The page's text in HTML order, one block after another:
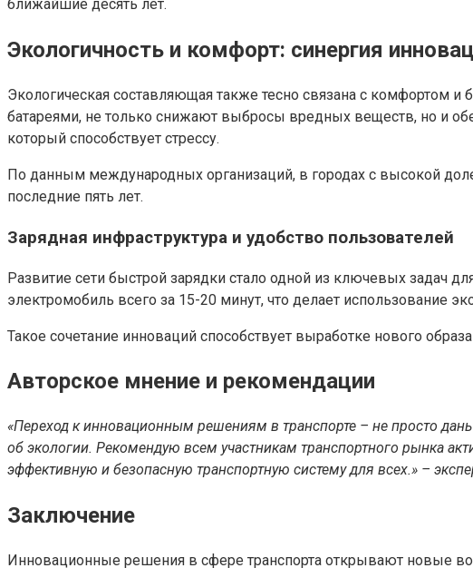
ближайшие десять лет.
Экологичность и комфорт: синергия
Экологическая составляющая также тесно связана с комфортом
батареями, не только снижают выбросы вредных веществ, но и
который способствует стрессу.
По данным международных организаций, в городах с высокой
последние пять лет.
Зарядная инфраструктура и удобство пользователей
Развитие сети быстрой зарядки стало одной из ключевых задач
электромобиль всего за 15-20 минут, что делает использование
Такое сочетание инноваций способствует выработке нового
Авторское мнение и рекомендации
«Переход к инновационным решениям в транспорте – не просто
об экологии. Рекомендую всем участникам транспортного рынка
эффективную и безопасную транспортную систему для всех.» –
Заключение
Инновационные решения в сфере транспорта открывают новые